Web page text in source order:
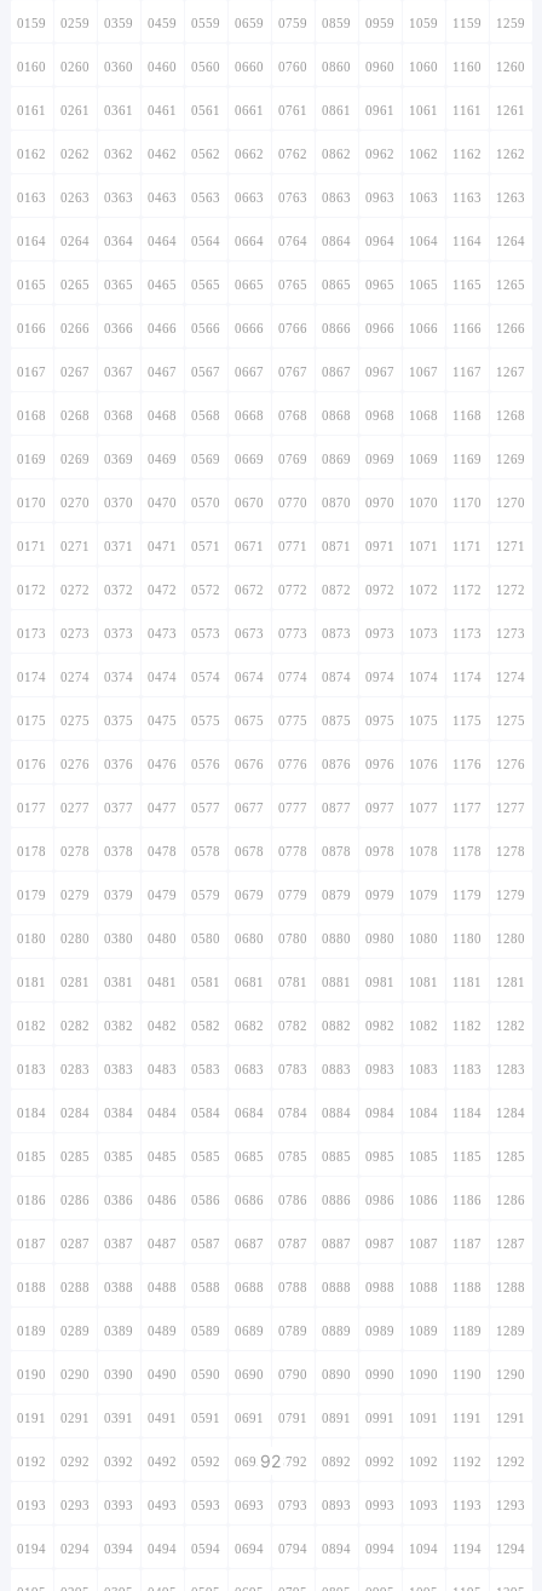
0159 0259 0359 0459 0559 0659 0759 0859 0959 1059 1159 1259
0160 0260 0360 0460 0560 0660 0760 0860 0960 1060 1160 1260
0161 0261 0361 0461 0561 0661 0761 0861 0961 1061 1161 1261
0162 0262 0362 0462 0562 0662 0762 0862 0962 1062 1162 1262
0163 0263 0363 0463 0563 0663 0763 0863 0963 1063 1163 1263
0164 0264 0364 0464 0564 0664 0764 0864 0964 1064 1164 1264
0165 0265 0365 0465 0565 0665 0765 0865 0965 1065 1165 1265
0166 0266 0366 0466 0566 0666 0766 0866 0966 1066 1166 1266
0167 0267 0367 0467 0567 0667 0767 0867 0967 1067 1167 1267
0168 0268 0368 0468 0568 0668 0768 0868 0968 1068 1168 1268
0169 0269 0369 0469 0569 0669 0769 0869 0969 1069 1169 1269
0170 0270 0370 0470 0570 0670 0770 0870 0970 1070 1170 1270
0171 0271 0371 0471 0571 0671 0771 0871 0971 1071 1171 1271
0172 0272 0372 0472 0572 0672 0772 0872 0972 1072 1172 1272
0173 0273 0373 0473 0573 0673 0773 0873 0973 1073 1173 1273
0174 0274 0374 0474 0574 0674 0774 0874 0974 1074 1174 1274
0175 0275 0375 0475 0575 0675 0775 0875 0975 1075 1175 1275
0176 0276 0376 0476 0576 0676 0776 0876 0976 1076 1176 1276
0177 0277 0377 0477 0577 0677 0777 0877 0977 1077 1177 1277
0178 0278 0378 0478 0578 0678 0778 0878 0978 1078 1178 1278
0179 0279 0379 0479 0579 0679 0779 0879 0979 1079 1179 1279
0180 0280 0380 0480 0580 0680 0780 0880 0980 1080 1180 1280
0181 0281 0381 0481 0581 0681 0781 0881 0981 1081 1181 1281
0182 0282 0382 0482 0582 0682 0782 0882 0982 1082 1182 1282
0183 0283 0383 0483 0583 0683 0783 0883 0983 1083 1183 1283
0184 0284 0384 0484 0584 0684 0784 0884 0984 1084 1184 1284
0185 0285 0385 0485 0585 0685 0785 0885 0985 1085 1185 1285
0186 0286 0386 0486 0586 0686 0786 0886 0986 1086 1186 1286
0187 0287 0387 0487 0587 0687 0787 0887 0987 1087 1187 1287
0188 0288 0388 0488 0588 0688 0788 0888 0988 1088 1188 1288
0189 0289 0389 0489 0589 0689 0789 0889 0989 1089 1189 1289
0190 0290 0390 0490 0590 0690 0790 0890 0990 1090 1190 1290
0191 0291 0391 0491 0591 0691 0791 0891 0991 1091 1191 1291
0192 0292 0392 0492 0592 0692920792 0892 0992 1092 1192 1292
0193 0293 0393 0493 0593 0693 0793 0893 0993 1093 1193 1293
0194 0294 0394 0494 0594 0694 0794 0894 0994 1094 1194 1294